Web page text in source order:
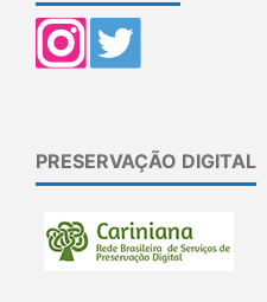
PRESERVAÇÃO DIGITAL